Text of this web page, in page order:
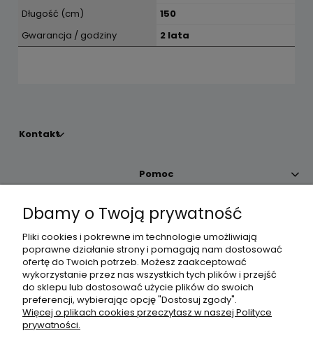
Długość (cm)
150
Gwarancja / godziny
2 lata
Kontakt
Pomoc
Moje konto
Płatności i dostawa
Informacje
Dbamy o Twoją prywatność
Pliki cookies i pokrewne im technologie umożliwiają
poprawne działanie strony i pomagają nam dostosować
ofertę do Twoich potrzeb. Możesz zaakceptować
wykorzystanie przez nas wszystkich tych plików i przejść
do sklepu lub dostosować użycie plików do swoich
preferencji, wybierając opcję "Dostosuj zgody".
Więcej o plikach cookies przeczytasz w naszej Polityce
prywatności.